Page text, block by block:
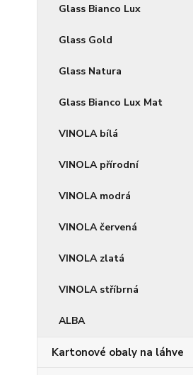
Glass Bianco Lux
Glass Gold
Glass Natura
Glass Bianco Lux Mat
VINOLA bílá
VINOLA přírodní
VINOLA modrá
VINOLA červená
VINOLA zlatá
VINOLA stříbrná
ALBA
Kartonové obaly na láhve